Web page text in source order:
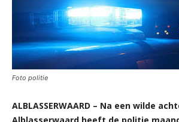
Foto politie
ALBLASSERWAARD – Na een wilde